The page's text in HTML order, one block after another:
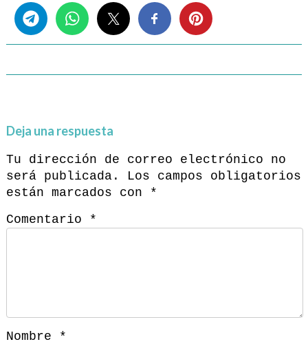
Deja una respuesta
Tu dirección de correo electrónico no
será publicada.
Los campos obligatorios
están marcados con
*
Comentario
*
Nombre *